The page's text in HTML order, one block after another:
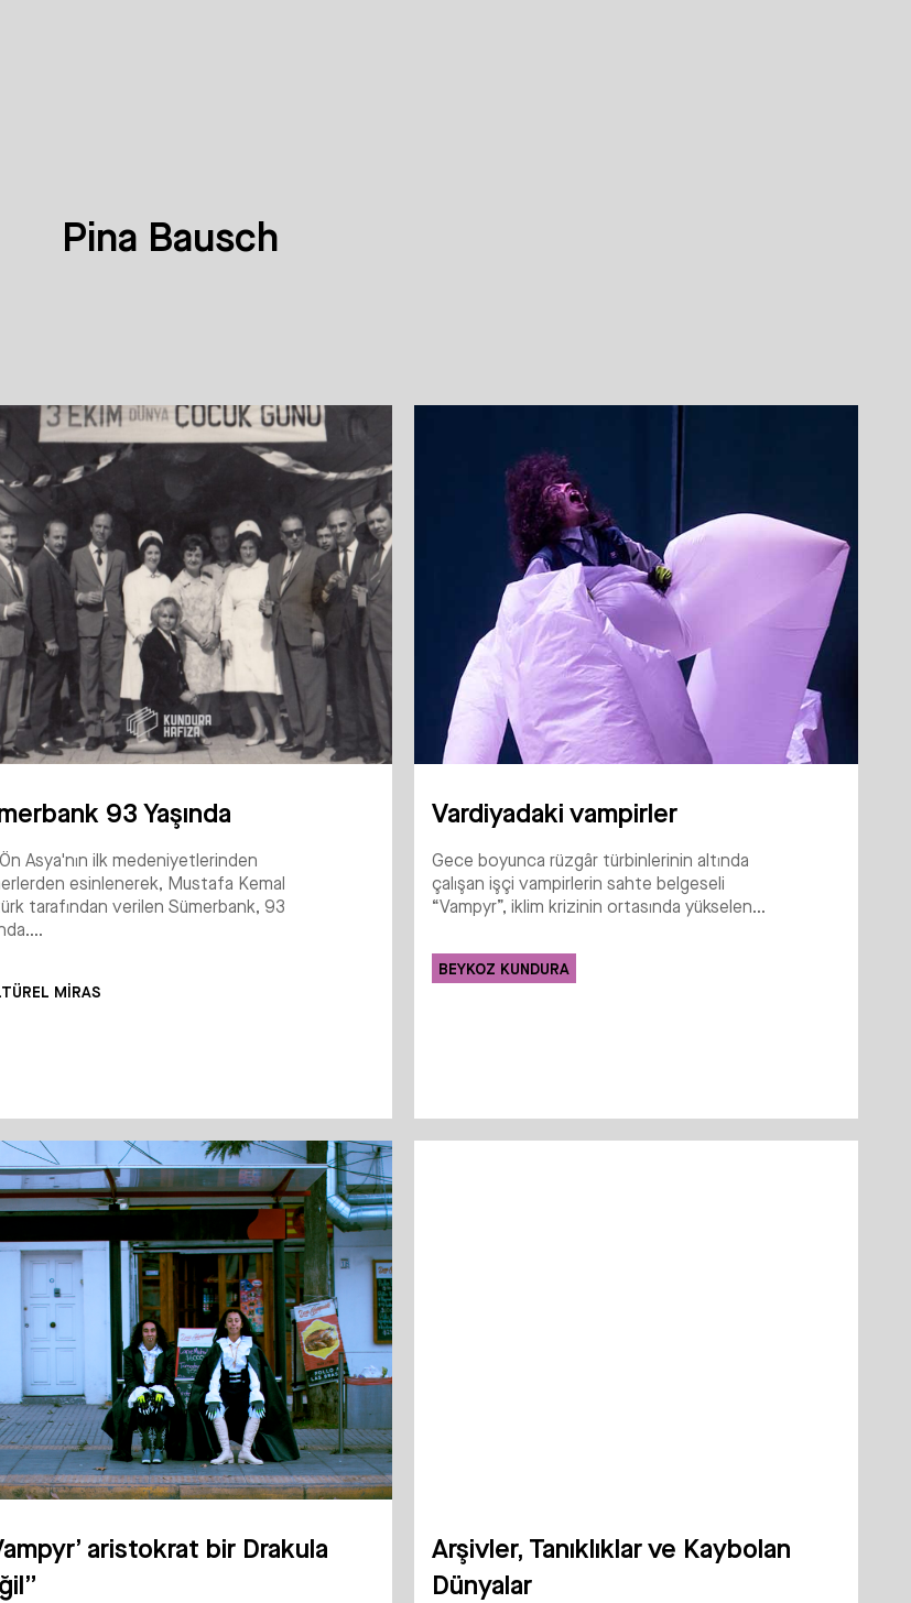
Pina Bausch
93 Yaşında
Ön Asya'nın ilk medeniyetlerinden
esinlenerek, Mustafa Kemal
tarafından verilen Sümerbank, 93
MIRAS
Vardiyadaki vampirler
Gece boyunca rüzgâr türbinlerinin altında
çalışan işçi vampirlerin sahte belgeseli
“Vampyr”, iklim krizinin ortasında yükselen...
BEYKOZ KUNDURA
aristokrat bir Drakula
Arşivler, Tanıklıklar ve Kaybolan
Dünyalar